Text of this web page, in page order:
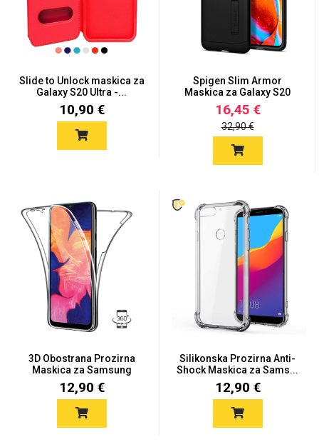
Slide to Unlock maskica za
Galaxy S20 Ultra -...
10,90 €
Spigen Slim Armor
Maskica za Galaxy S20
Ultra...
16,45 €
32,90 €
3D Obostrana Prozirna
Maskica za Samsung
Galax...
12,90 €
Silikonska Prozirna Anti-
Shock Maskica za Sams...
12,90 €